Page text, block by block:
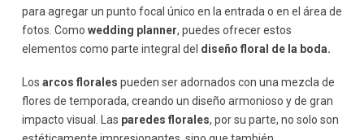
para agregar un punto focal único en la entrada o en el área de
fotos. Como wedding planner, puedes ofrecer estos
elementos como parte integral del diseño floral de la boda.
Los arcos florales pueden ser adornados con una mezcla de
flores de temporada, creando un diseño armonioso y de gran
impacto visual. Las paredes florales, por su parte, no solo son